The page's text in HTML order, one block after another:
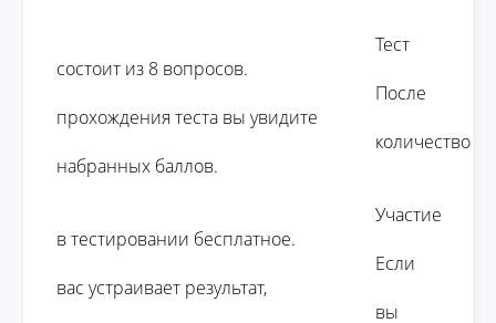
состоит из 8 вопросов.
прохождения теста вы увидите
набранных баллов.
в тестировании бесплатное.
вас устраивает результат,